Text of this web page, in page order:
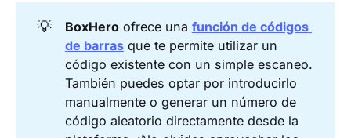
💡 BoxHeroofrece una función de códigos
de barrasque te permite utilizar un
código existente con un simple escaneo.
También puedes optar por introducirlo
manualmente o generar un número de
código aleatorio directamente desde la